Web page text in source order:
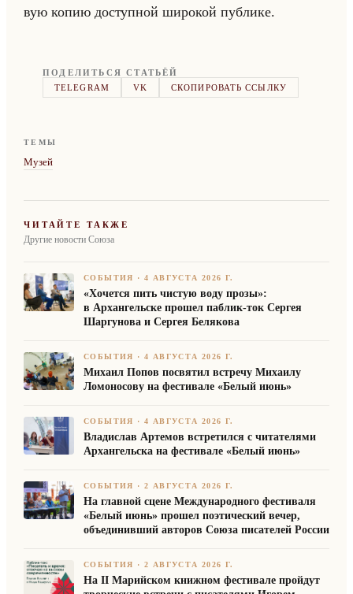
вую копию до­ступ­ной ши­ро­кой пуб­ли­ке.
ПОДЕЛИТЬСЯ СТАТЬЁЙ
TELEGRAM
VK СКОПИРОВАТЬ ССЫЛКУ
ТЕМЫ
Музей
ЧИТАЙТЕ ТАКЖЕ
Другие новости Союза
СОБЫТИЯ ·4 АВГУСТА 2026 Г.
«Хочется пить чистую воду прозы»:
в Архангельске прошел паблик-ток Сергея
Шаргунова и Сергея Белякова
СОБЫТИЯ ·4 АВГУСТА 2026 Г.
Михаил Попов посвятил встречу Михаилу
Ломоносову на фестивале «Белый июнь»
СОБЫТИЯ ·4 АВГУСТА 2026 Г.
Владислав Артемов встретился с читателями
Архангельска на фестивале «Белый июнь»
СОБЫТИЯ ·2 АВГУСТА 2026 Г.
На главной сцене Международного фестиваля
«Белый июнь» прошел поэтический вечер,
объединивший авторов Союза писателей России
СОБЫТИЯ ·2 АВГУСТА 2026 Г.
На II Марийском книжном фестивале пройдут